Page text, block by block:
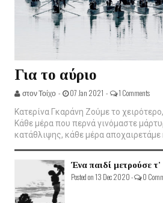
Για το αύριο
στον Τοίχο - 07 Jan 2021 - 1 Comments
Κατερίνα Γκαράνη Ζούμε το
Κάθε μέρα που περνά γινόμαστε
κατάθλιψης, κάθε μέρα αποχαιρετάμε
Ένα παιδί μετρούσε
Posted on 13 Dec 2020 - 0